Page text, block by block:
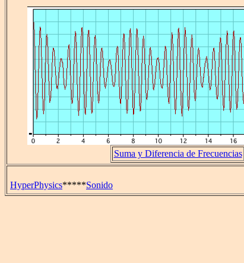
Suma y Diferencia de Frecuencias
HyperPhysics*****Sonido